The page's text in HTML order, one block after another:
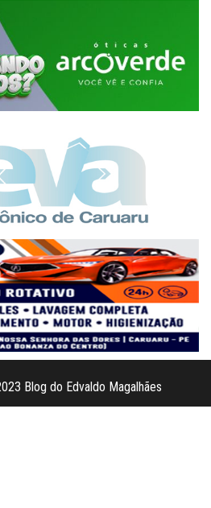
Blog do Edvaldo Magalhães